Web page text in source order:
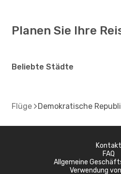
Planen Sie Ihre
Beliebte Städte
Flüge Demokratische
Kontakt
FAQ
Allgemeine
Verwendung